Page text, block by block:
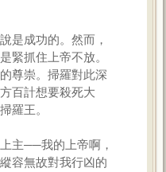
是成功的。然而，
緊抓住上帝不放。
尊崇。掃羅對此深
百計想要殺死大
羅王。
主──我的上帝啊，
容無故對我行凶的